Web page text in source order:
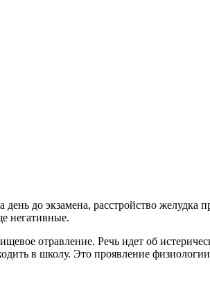
день до экзамена, расстройство желудка
негативные.
отравление. Речь идет об
в школу. Это проявление